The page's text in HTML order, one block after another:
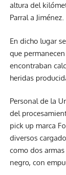
altura del
Parral a Jiménez.
En dicho lugar
que
encontraban
heridas
Personal de la
del
pick up marca
diversos
como dos
negro, con